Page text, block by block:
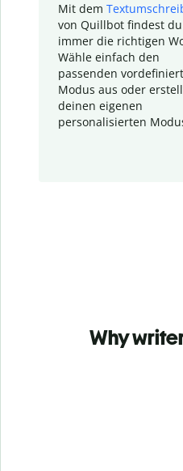
Mit dem
von Quillbot findest du
immer die richtigen
Wähle einfach den
passenden
Modus aus oder
deinen eigenen
personalisierten
Why